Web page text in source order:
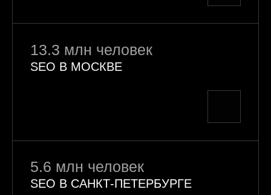
13.3 млн человек
SEO В МОСКВЕ
5.6 млн человек
SEO В САНКТ-ПЕТЕРБУРГЕ